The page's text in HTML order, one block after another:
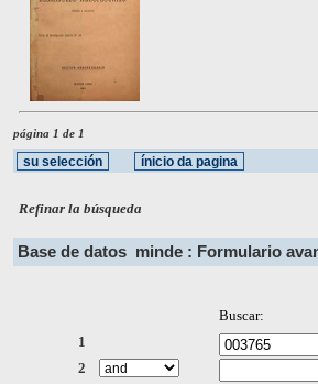
página 1 de 1
Refinar la búsqueda
Base de datos minde : Formulario
Buscar:
1
2